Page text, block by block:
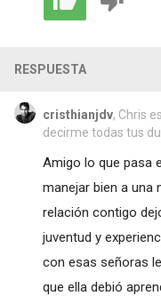
RESPUESTA
cristhianjdv, Chris
decirme todas tus
Amigo lo que pasa
manejar bien a una
relación contigo
juventud y
con esas señoras
que ella debió